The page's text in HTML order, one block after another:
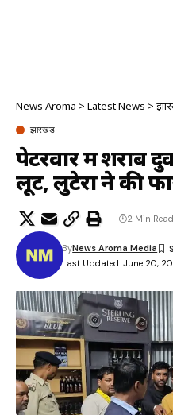
News Aroma > Latest News >
झारखंड
पेटरवार में शराब
लूट, लुटेरों ने की
Last Updated: June 20,
ByNews Aroma Media
2 Min Read